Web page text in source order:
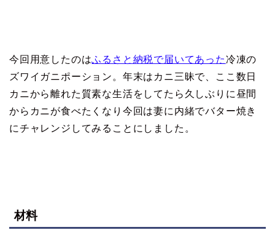
今回用意したのはふるさと納税で届いてあった冷凍の
ズワイガニポーション。年末はカニ三昧で、ここ数日
カニから離れた質素な生活をしてたら久しぶりに昼間
からカニが食べたくなり今回は妻に内緒でバター焼き
にチャレンジしてみることにしました。
材料